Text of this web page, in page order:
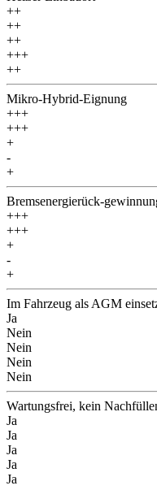
++
++
++
+++
++
Mikro-Hybrid-Eignung
+++
+++
+
-
+
Bremsenergierück-
+++
+++
+
-
+
Im Fahrzeug als AGM
Ja
Nein
Nein
Nein
Nein
Wartungsfrei, kein
Ja
Ja
Ja
Ja
Ja